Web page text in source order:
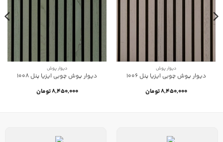
دیوار پوش
دیوار پوش چوبی ایزیا پنل 1006
۸,۴۵۰,۰۰۰تومان
دیوار پوش
دیوار پوش چوبی ایزیا پنل 1008
۸,۴۵۰,۰۰۰تومان